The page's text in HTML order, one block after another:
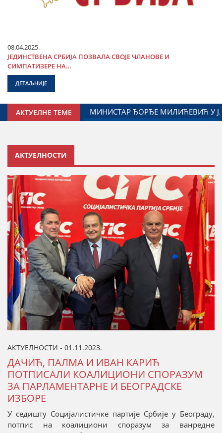
08.04.2025.
ЈЕДИНСТВЕНА СРБИЈА ПОЗВАЛА СВОЈЕ ЧЛАНОВЕ И
СИМПАТИЗЕРЕ НА...
ДЕТАЉНИЈЕ
АКТУЕЛНЕ ТЕМЕ
САРАДЊЕ ГРАДА ЈАГОДИНЕ И МИНИСТАРСТВА
АКТУЕЛНОСТИ
АКТУЕЛНОСТИ - 01.11.2023.
ДАЧИЋ, ПАЛМА И ИВАН КАРИЋ
ПОТПИСАЛИ КОАЛИЦИОНИ СПОРАЗУМ
ЗА ПАРЛАМЕНТАРНЕ И БЕОГРАДСКЕ
ИЗБОРЕ
У седишту Социјалистичке партије Србије у Београду,
потпис на коалициони споразум за ванредне